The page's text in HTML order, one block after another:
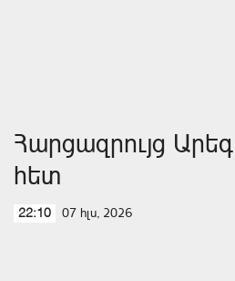
Հարցազրույց
հետ
22:10 07 հլս, 2026